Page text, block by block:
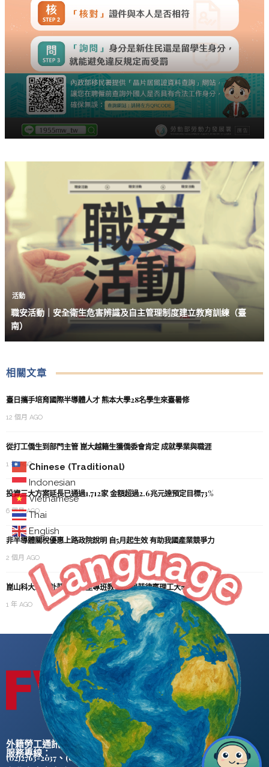
Chinese (Traditional)
Indonesian
Vietnamese
Thai
English
活動
職安活動｜安全衛生危害辨識及自主管理制度建立教育訓練（臺
南）
相關文章
臺日攜手培育國際半導體人才 熊本大學28名學生來臺暑修
12 個月 AGO
從打工僑生到部門主管 崑大越籍生獲僑委會肯定 成就學業與職涯
1 年 AGO
投資三大方案延長已通過1,712家 金額超過2.6兆元達預定目標73%
6 個月 AGO
非半導體關稅優惠上路政院說明 自5月起生效 有助我國產業競爭力
2 個月 AGO
崑山科大二度赴菲辦理新型專班教育展 與菲律賓理工大學等6校簽署MOU
1 年 AGO
外籍勞工通訊社版權所有 ©
服務專線：
(02)2763-2037 、(02)2765-0906